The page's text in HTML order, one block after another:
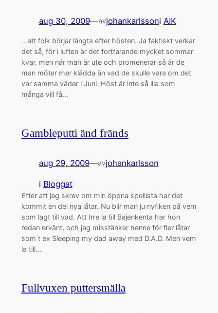
aug 30, 2009—avjohankarlssoni AIK
…att folk börjar längta efter hösten. Ja faktiskt verkar
det så, för i luften är det fortfarande mycket sommar
kvar, men när man är ute och promenerar så är de
man möter mer klädda än vad de skulle vara om det
var samma väder i Juni. Höst är inte så illa som
många vill få…
Gambleputti änd fränds
aug 29, 2009—avjohankarlsson
i Bloggat
Efter att jag skrev om min öppna spellista har det
kommit en del nya låtar. Nu blir man ju nyfiken på vem
som lagt till vad. Att Irre la till Bajenkenta har hon
redan erkänt, och jag misstänker henne för fler låtar
som t ex Sleeping my dad away med D.A.D. Men vem
la till…
Fullvuxen puttersmälla